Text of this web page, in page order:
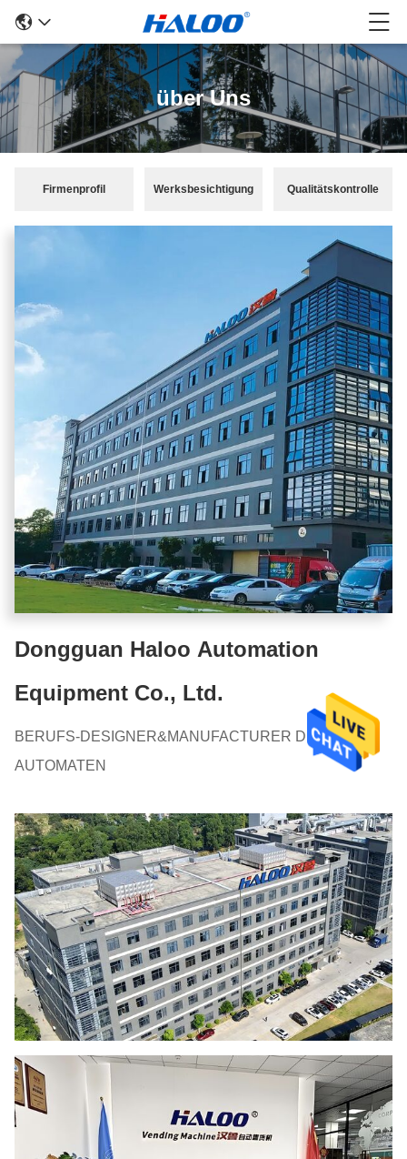
über Uns
Firmenprofil Werksbesichtigung Qualitätskontrolle
Dongguan Haloo Automation
Equipment Co., Ltd.
BERUFS-DESIGNER&MANUFACTURER DES
AUTOMATEN